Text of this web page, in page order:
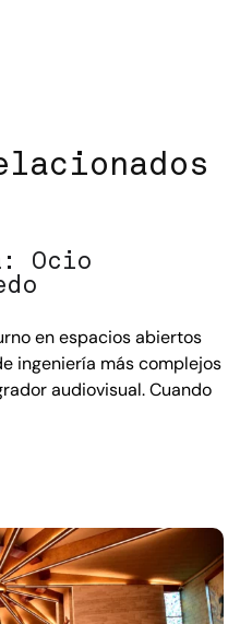
Ocio
en espacios abiertos
ingeniería más complejos
audiovisual. Cuando